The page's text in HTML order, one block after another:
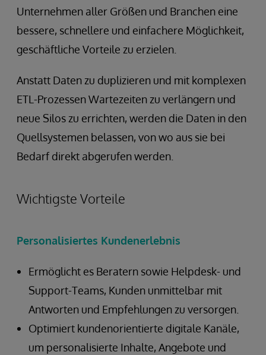
Unternehmen aller Größen und Branchen eine
bessere, schnellere und einfachere Möglichkeit,
geschäftliche Vorteile zu erzielen.
Anstatt Daten zu duplizieren und mit komplexen
ETL-Prozessen Wartezeiten zu verlängern und
neue Silos zu errichten, werden die Daten in den
Quellsystemen belassen, von wo aus sie bei
Bedarf direkt abgerufen werden.
Wichtigste Vorteile
Personalisiertes Kundenerlebnis
Ermöglicht es Beratern sowie Helpdesk- und
Support-Teams, Kunden unmittelbar mit
Antworten und Empfehlungen zu versorgen.
Optimiert kundenorientierte digitale Kanäle,
um personalisierte Inhalte, Angebote und